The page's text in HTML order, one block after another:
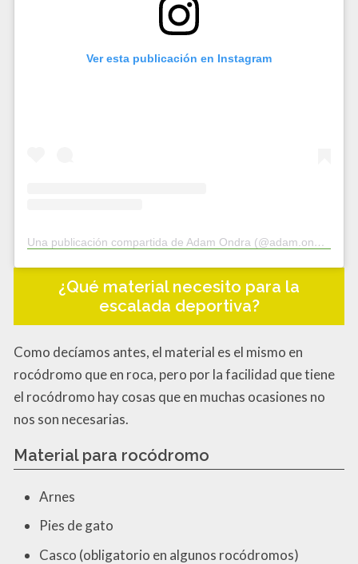
Ver esta publicación en Instagram
Una publicación compartida de Adam Ondra (@adam.ondra)
¿Qué material necesito para la
escalada deportiva?
Como decíamos antes, el material es el mismo en
rocódromo que en roca, pero por la facilidad que tiene
el rocódromo hay cosas que en muchas ocasiones no
nos son necesarias.
Material para rocódromo
Arnes
Pies de gato
Casco (obligatorio en algunos rocódromos)